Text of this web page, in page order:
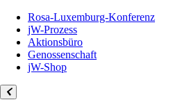
Rosa-Luxemburg-Konferenz
jW-Prozess
Aktionsbüro
Genossenschaft
jW-Shop